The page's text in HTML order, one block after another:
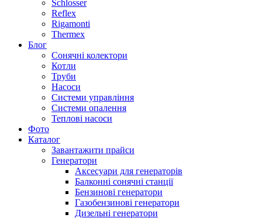
Schlosser
Reflex
Rigamonti
Thermex
Блог
Сонячні колектори
Котли
Труби
Насоси
Системи управління
Системи опалення
Теплові насоси
Фото
Каталог
Завантажити прайси
Генератори
Аксесуари для генераторів
Балконні сонячні станції
Бензинові генератори
Газобензинові генератори
Дизельні генератори